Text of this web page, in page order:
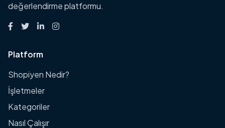
değerlendirme platformu.
Platform
Shopiyen Nedir?
İşletmeler
Kategoriler
Nasıl Çalışır